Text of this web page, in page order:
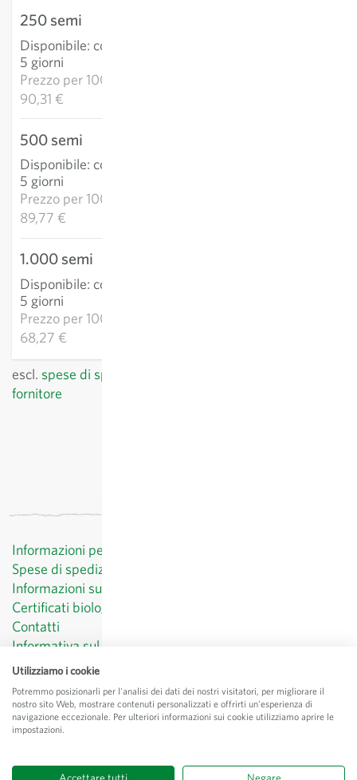
250 semi
Disponibile: consegna 3-
5 giorni
Prezzo per1000k:
90,31 €
500 semi
Disponibile: consegna 3-
5 giorni
Prezzo per1000k:
89,77 €
1.000 semi
Disponibile: consegna 3-
5 giorni
Prezzo per1000k:
68,27 €
escl. spese di spedizione
fornitore
Informazioni per il cliente
Spese di spedizione
Informazioni sul diritto di recesso
Certificati biologici
Contatti
Informativa sul trattamento dei dati personali
CGV
Menzioni legali
© Sativa Biosaatgut GmbH
Utilizziamo i cookie
Potremmo posizionarli per l'analisi dei dati dei nostri visitatori, per migliorare il
nostro sito Web, mostrare contenuti personalizzati e offrirti un'esperienza di
navigazione eccezionale. Per ulteriori informazioni sui cookie utilizziamo aprire le
impostazioni.